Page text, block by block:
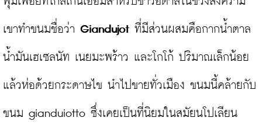
เขาทำขนมชื่อว่า Giandujot ที่มีส่วนผสมคือกากน้ำตาล
น้ำมันเฮเซลนัท เนยมะพร้าว และโกโก้ ปริมาณเล็กน้อย
แล้วห่อด้วยกระดาษไข นำไปขายทั่วเมือง ขนมนี้คล้ายกับ
ขนม gianduiotto ซึ่งเคยเป็นที่นิยมในสมัยนโปเลียน